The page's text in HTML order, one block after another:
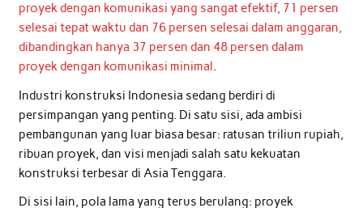
proyek dengan komunikasi yang sangat efektif, 71 persen
selesai tepat waktu dan 76 persen selesai dalam anggaran,
dibandingkan hanya 37 persen dan 48 persen dalam
proyek dengan komunikasi minimal.
Industri konstruksi Indonesia sedang berdiri di
persimpangan yang penting. Di satu sisi, ada ambisi
pembangunan yang luar biasa besar: ratusan triliun rupiah,
ribuan proyek, dan visi menjadi salah satu kekuatan
konstruksi terbesar di Asia Tenggara.
Di sisi lain, pola lama yang terus berulang: proyek